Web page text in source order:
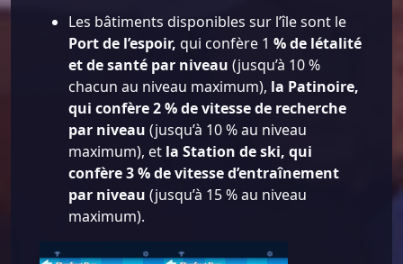
Les bâtiments disponibles sur l’île sont le
Port de l’espoir, qui confère 1 % de létalité
et de santé par niveau (jusqu’à 10 %
chacun au niveau maximum), la Patinoire,
qui confère 2 % de vitesse de recherche
par niveau (jusqu’à 10 % au niveau
maximum), et la Station de ski, qui
confère 3 % de vitesse d’entraînement
par niveau (jusqu’à 15 % au niveau
maximum).